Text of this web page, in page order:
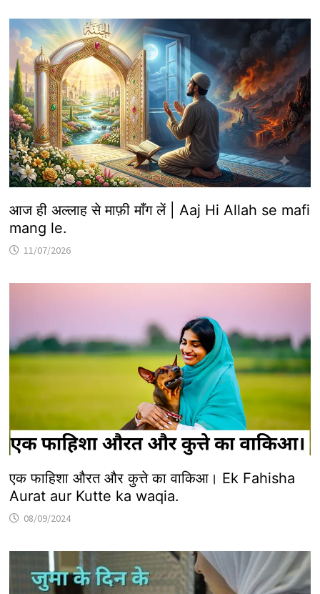
आज ही अल्लाह से माफ़ी माँग लें | Aaj Hi Allah se mafi
mang le.
11/07/2026
एक फाहिशा औरत और कुत्ते का वाकिआ। Ek Fahisha
Aurat aur Kutte ka waqia.
08/09/2024